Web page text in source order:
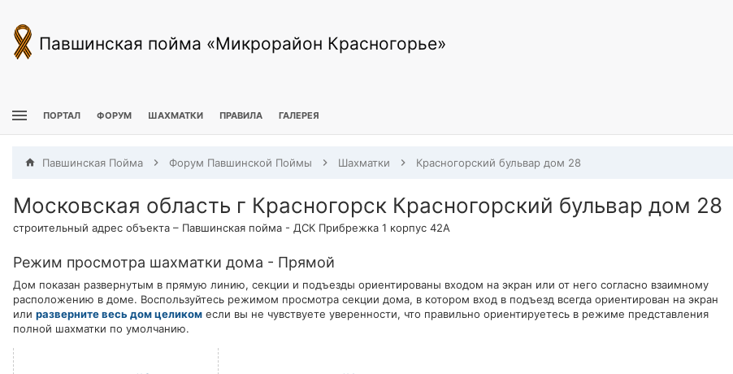
Павшинская пойма «Микрорайон Красногорье»
ПОРТАЛ ФОРУМ ШАХМАТКИ ПРАВИЛА ГАЛЕРЕЯ
Павшинская Пойма Форум Павшинской Поймы Шахматки Красногорский бульвар дом 28
Московская область г Красногорск Красногорский бульвар дом 28
строительный адрес объекта – Павшинская пойма - ДСК Прибрежка 1 корпус 42А
Режим просмотра шахматки дома - Прямой
Дом показан развернутым в прямую линию, секции и подъезды ориентированы входом на экран или от него согласно взаимному
расположению в доме. Воспользуйтесь режимом просмотра секции дома, в котором вход в подъезд всегда ориентирован на экран
или разверните весь дом целиком если вы не чувствуете уверенности, что правильно ориентируетесь в режиме представления
полной шахматки по умолчанию.